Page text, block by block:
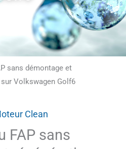
sans démontage et
Volkswagen Golf6
Clean
FAP sans